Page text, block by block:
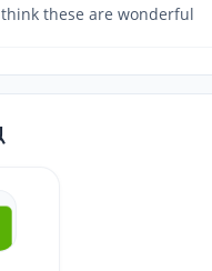
these are wonderful